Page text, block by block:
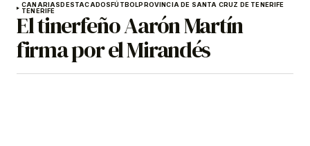
CANARIASDESTACADOSFÚTBOLPROVINCIA DE SANTA CRUZ DE TENERIFE
TENERIFE
El tinerfeño Aarón Martín
firma por el Mirandés